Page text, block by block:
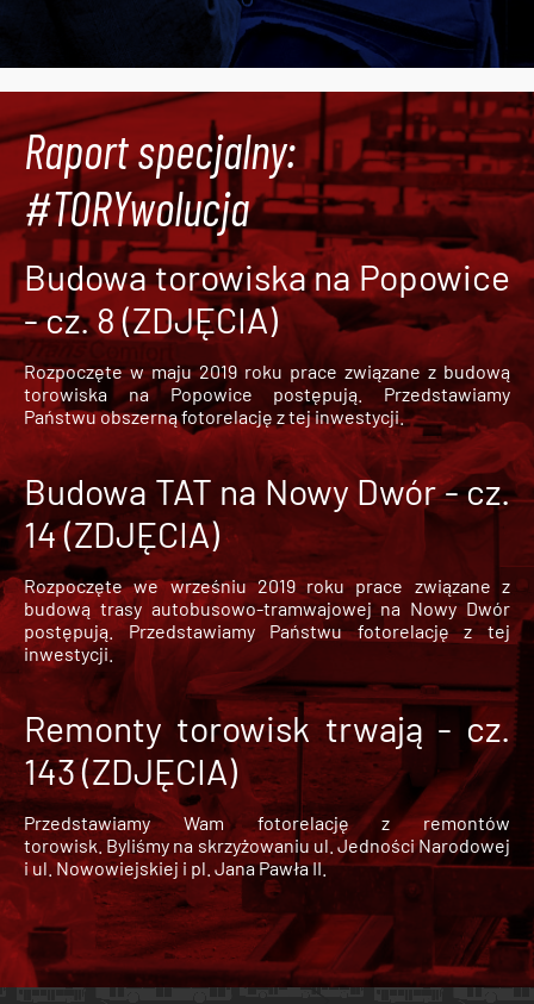
Raport specjalny:
#TORYwolucja
Budowa torowiska na Popowice
- cz. 8 (ZDJĘCIA)
Rozpoczęte w maju 2019 roku prace związane z budową
torowiska na Popowice
postępują. Przedstawiamy
Państwu obszerną fotorelację z tej inwestycji.
Budowa TAT na Nowy Dwór - cz.
14 (ZDJĘCIA)
Rozpoczęte we wrześniu 2019 roku prace związane z
budową trasy autobusowo-tramwajowej na Nowy Dwór
postępują. Przedstawiamy Państwu fotorelację z tej
inwestycji.
Remonty torowisk trwają - cz.
143 (ZDJĘCIA)
Przedstawiamy Wam fotorelację z remontów
torowisk. Byliśmy na skrzyżowaniu ul. Jedności Narodowej
i ul. Nowowiejskiej i pl. Jana Pawła II.